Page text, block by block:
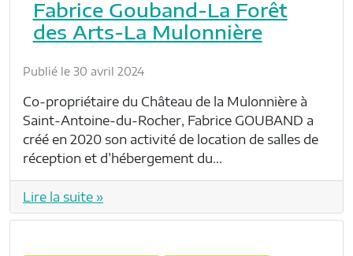
Fabrice Gouband-La Forêt
des Arts-La Mulonnière
Publié le 30 avril 2024
Co-propriétaire du Château de la Mulonnière à
Saint-Antoine-du-Rocher, Fabrice GOUBAND a
créé en 2020 son activité de location de salles de
réception et d’hébergement du…
Lire la suite »